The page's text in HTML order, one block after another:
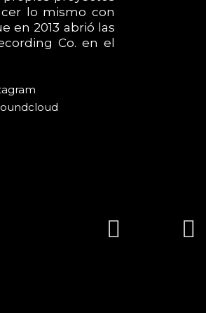
lo mismo con
en 2013 abrió las
Co. en el